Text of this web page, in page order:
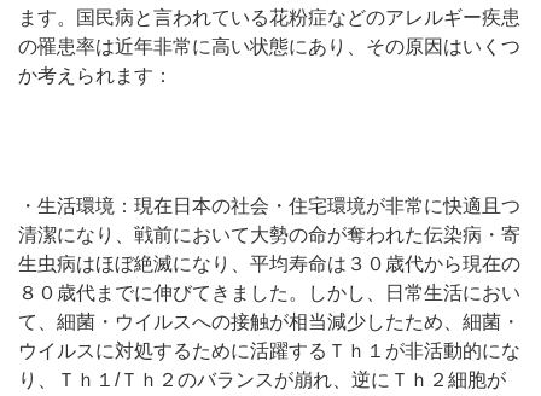
ます。国民病と言われている花粉症などのアレルギー疾患
の罹患率は近年非常に高い状態にあり、その原因はいくつ
か考えられます：
・生活環境：現在日本の社会・住宅環境が非常に快適且つ
清潔になり、戦前において大勢の命が奪われた伝染病・寄
生虫病はほぼ絶滅になり、平均寿命は３０歳代から現在の
８０歳代までに伸びてきました。しかし、日常生活におい
て、細菌・ウイルスへの接触が相当減少したため、細菌・
ウイルスに対処するために活躍するＴｈ１が非活動的にな
り、Ｔｈ１/Ｔｈ２のバランスが崩れ、逆にＴｈ２細胞が